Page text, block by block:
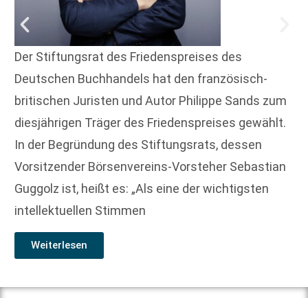
Der Stiftungsrat des Friedenspreises des
Deutschen Buchhandels hat den französisch-
britischen Juristen und Autor Philippe Sands zum
diesjährigen Träger des Friedenspreises gewählt.
In der Begründung des Stiftungsrats, dessen
Vorsitzender Börsenvereins-Vorsteher Sebastian
Guggolz ist, heißt es: „Als eine der wichtigsten
intellektuellen Stimmen
Weiterlesen